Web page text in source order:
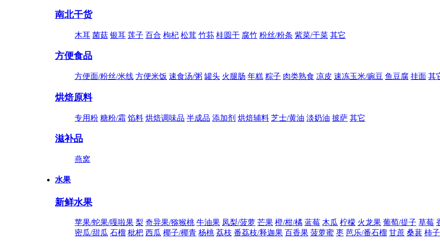
南北干货
木耳 菌菇 银耳 莲子 百合 枸杞 松茸 竹荪 桂圆干 腐竹 粉丝/粉条 紫菜/干菜 其它
方便食品
方便面/粉丝/米线 方便米饭 速食汤/粥 罐头 火腿肠 年糕 粽子 肉类熟食 凉皮 速冻玉米/豌豆 鱼豆腐 挂面 其
烘焙原料
专用粉 糖粉/霜 馅料 烘焙调味品 半成品 添加剂 烘焙辅料 芝士/黄油 淡奶油 披萨 其它
滋补品
燕窝
水果
新鲜水果
苹果/蛇果/嘎啦果 梨 奇异果/猕猴桃 牛油果 凤梨/菠萝 芒果 橙/柑/橘 蓝莓 木瓜 柠檬 火龙果 葡萄/提子 草莓
密瓜/甜瓜 石榴 枇杷 西瓜 椰子/椰青 杨桃 荔枝 番荔枝/释迦果 百香果 菠萝蜜 枣 芭乐/番石榴 甘蔗 桑葚 柿子